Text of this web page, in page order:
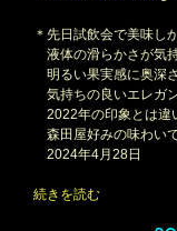
＊先日試飲会で美味し
液体の滑らかさが気
明るい果実感に奥深
気持ちの良いエレガ
2022年の印象とは違
森田屋好みの味わいで
2024年4月28日
続きを読む